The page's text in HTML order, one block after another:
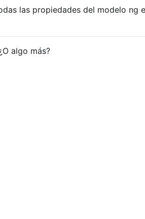
las propiedades del modelo ng
algo más?